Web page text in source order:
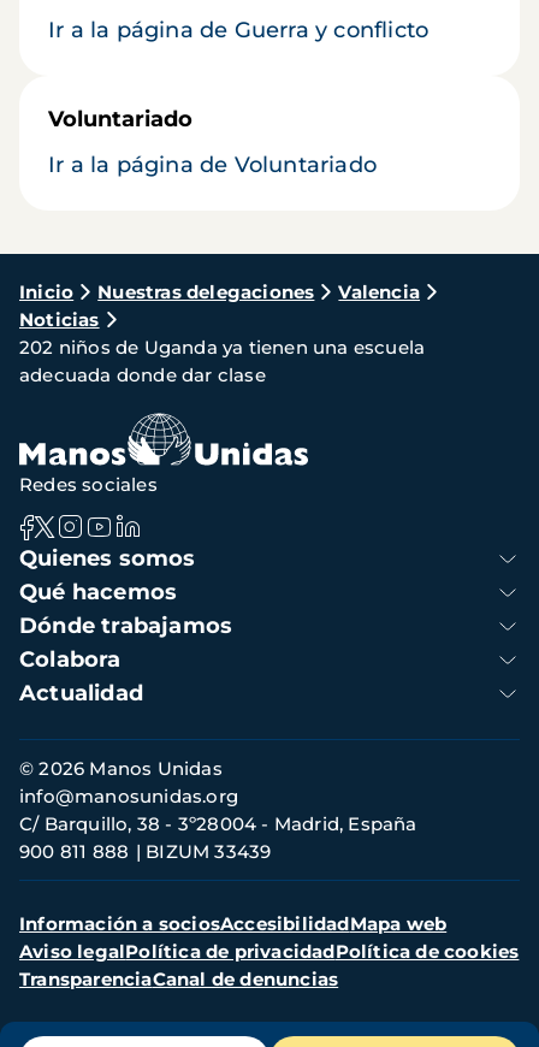
Ir a la página de Guerra y conflicto
Voluntariado
Ir a la página de Voluntariado
Ruta
de
navegación
Inicio Nuestras delegaciones
Valencia
Noticias
202 niños de Uganda ya tienen una escuela
adecuada donde dar clase
Navegación
principal
Quienes somos
Qué hacemos
Dónde trabajamos
Colabora
Actualidad
Redes sociales
Información
de
contacto
© 2026 Manos Unidas
C/ Barquillo, 38 - 3º28004 - Madrid, España
900 811 888
BIZUM 33439
info@manosunidas.org
Menú
secundario
Información a sociosAccesibilidadMapa web
Aviso legalPolítica de privacidadPolítica de cookies
TransparenciaCanal de denuncias